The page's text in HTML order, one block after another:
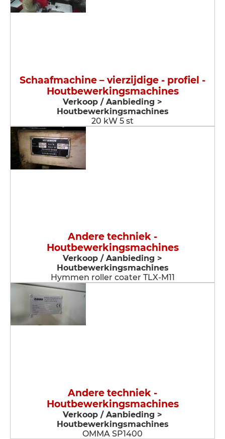
Schaafmachine – vierzijdige - profiel -
Houtbewerkingsmachines
Verkoop / Aanbieding >
Houtbewerkingsmachines
20 kW 5 st
Andere techniek -
Houtbewerkingsmachines
Verkoop / Aanbieding >
Houtbewerkingsmachines
Hymmen roller coater TLX-M11
Andere techniek -
Houtbewerkingsmachines
Verkoop / Aanbieding >
Houtbewerkingsmachines
OMMA SP1400